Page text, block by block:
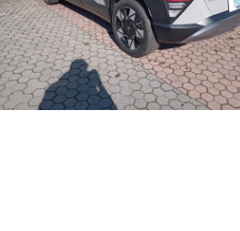
e gestendo tutto tramite un
incongruenze circa le dotazioni
insieme a un Consulente
elettrauto, gommista,
attrezzi , sostituzione,
perdere la garanzia legale